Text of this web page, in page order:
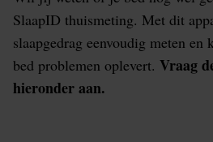
SlaapID thuismeting. Met dit
slaapgedrag eenvoudig meten en
bed problemen oplevert. Vraag
hieronder aan.